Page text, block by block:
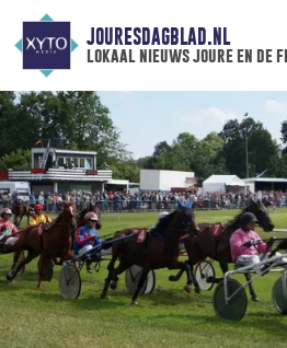
JOURESDAGBLAD.NL
lokaal nieuws joure en de